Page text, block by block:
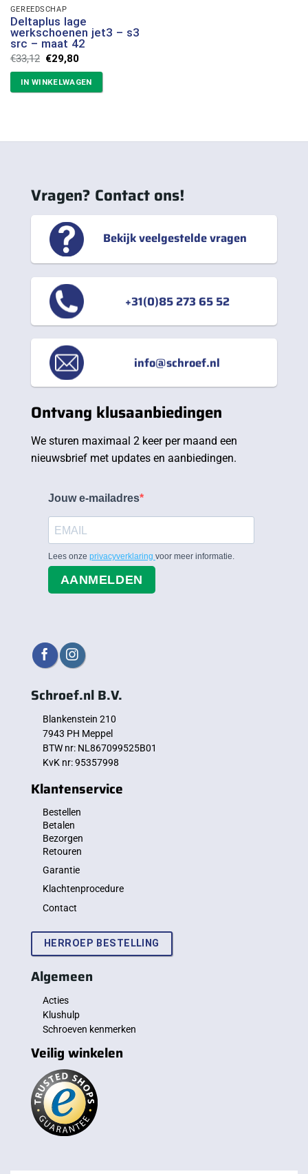
GEREEDSCHAP
Deltaplus lage
werkschoenen jet3 – s3
src – maat 42
€33,12 Oorspronkelijke
prijs
was:
€33,12.
€29,80Huidige
is:
€29,80.
IN WINKELWAGEN
Vragen? Contact ons!
Bekijk veelgestelde vragen
+31(0)85 273 65 52
info@schroef.nl
Ontvang klusaanbiedingen
We sturen maximaal 2 keer per maand een
nieuwsbrief met updates en aanbiedingen.
Jouw e-mailadres
Lees onze privacyverklaring voor meer informatie.
AANMELDEN
Schroef.nl B.V.
Blankenstein 210
7943 PH Meppel
BTW nr: NL867099525B01
KvK nr: 95357998
Klantenservice
Bestellen
Betalen
Bezorgen
Retouren
Garantie
Klachtenprocedure
Contact
HERROEP BESTELLING
Algemeen
Acties
Klushulp
Schroeven kenmerken
Veilig winkelen